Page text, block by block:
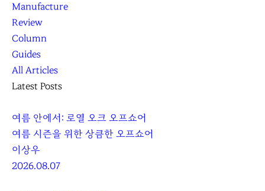
Manufacture
Review
Column
Guides
All Articles
Latest Posts
여름 안에서: 로열 오크 오프쇼어
여름 시즌을 위한 상큼한 오프쇼어
이상우
2026.08.07